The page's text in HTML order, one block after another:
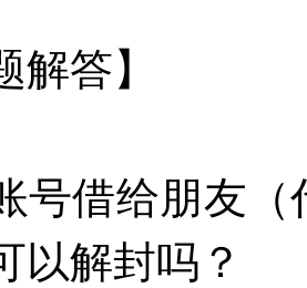
解答】
号借给朋友
以解封吗？